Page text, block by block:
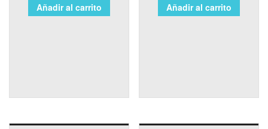
Añadir al carrito Añadir al carrito